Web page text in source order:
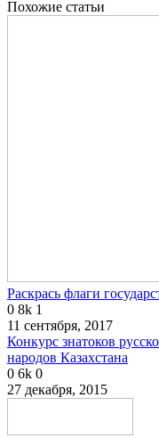
Похожие статьи
Раскрась флаги
0 8k 1
11 сентября, 2017
Конкурс знатоков
народов Казахстана
0 6k 0
27 декабря, 2015